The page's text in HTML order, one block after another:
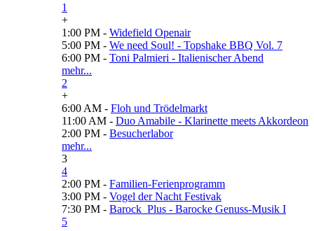
1
+
1:00 PM - Widefield Openair
5:00 PM - We need Soul! - Topshake BBQ Vol. 7
6:00 PM - Toni Palmieri - Italienischer Abend
mehr...
2
+
6:00 AM - Floh und Trödelmarkt
11:00 AM - Duo Amabile - Klarinette meets Akkordeon
2:00 PM - Besucherlabor
mehr...
3
4
2:00 PM - Familien-Ferienprogramm
3:00 PM - Vogel der Nacht Festivak
7:30 PM - Barock_Plus - Barocke Genuss-Musik I
5